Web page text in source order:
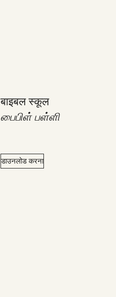
बाइबल स्कूल
பைபிள் பள்ளி
डाउनलोड करना